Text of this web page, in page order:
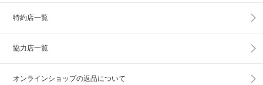
特約店一覧
協力店一覧
オンラインショップの返品について